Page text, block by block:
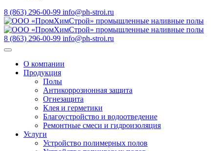
8 (863) 296-00-99 info@ph-stroi.ru
8 (863) 296-00-99 info@ph-stroi.ru
О компании
Продукция
Полы
Антикоррозионная защита
Огнезащита
Клея и герметики
Благоустройство и водоотведение
Ремонтные смеси и гидроизоляция
Услуги
Устройство полимерных полов